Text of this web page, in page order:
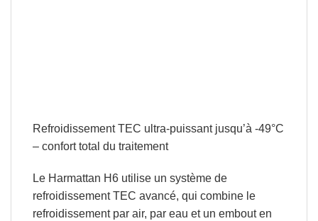
Refroidissement TEC ultra-puissant jusqu’à -49°C
– confort total du traitement
Le Harmattan H6 utilise un système de
refroidissement TEC avancé, qui combine le
refroidissement par air, par eau et un embout en